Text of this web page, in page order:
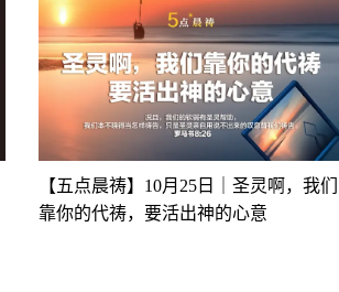
【五点晨祷】10月25日｜圣灵啊，我们
靠你的代祷，要活出神的心意